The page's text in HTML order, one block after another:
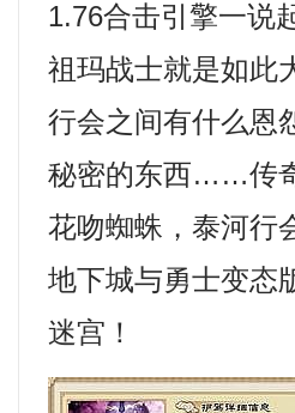
1.76合击引擎一说
祖玛战士就是如此
行会之间有什么恩
秘密的东西……传
花吻蜘蛛，泰河行
地下城与勇士变态
迷宫！